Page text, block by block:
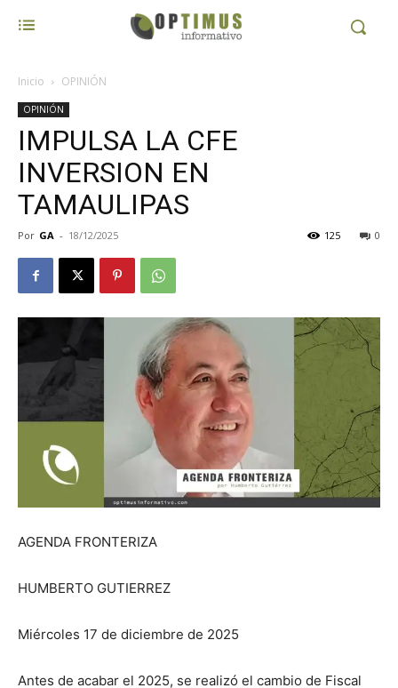
Inicio OPINIÓN
OPINIÓN
IMPULSA LA CFE
INVERSION EN
TAMAULIPAS
Por GA - 18/12/2025 0
125
AGENDA FRONTERIZA
HUMBERTO GUTIERREZ
Miércoles 17 de diciembre de 2025
Antes de acabar el 2025, se realizó el cambio de Fiscal